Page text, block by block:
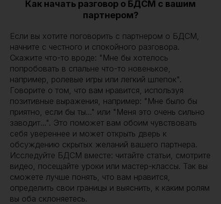
Как начать разговор о БДСМ с вашим
партнером?
Если вы хотите поговорить с партнером о БДСМ,
начните с честного и спокойного разговора.
Скажите что-то вроде: "Мне бы хотелось
попробовать в спальне что-то новенькое,
например, ролевые игры или легкий шлепок".
Говорите о том, что вам нравится, используя
позитивные выражения, например: "Мне было бы
приятно, если бы ты..." или "Меня это очень сильно
заводит...". Это поможет вам обоим чувствовать
себя увереннее и может открыть дверь к
обсуждению скрытых желаний вашего партнера.
Исследуйте БДСМ вместе: читайте статьи, смотрите
видео, посещайте уроки или мастер-классы. Так вы
сможете лучше понять, что вам нравится,
определить свои границы и выяснить, к каким ролям
вы оба склоняетесь.